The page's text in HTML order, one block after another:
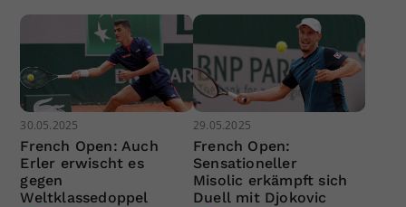
30.05.2025
French Open: Auch
Erler erwischt es
gegen
Weltklassedoppel
29.05.2025
French Open:
Sensationeller
Misolic erkämpft sich
Duell mit Djokovic